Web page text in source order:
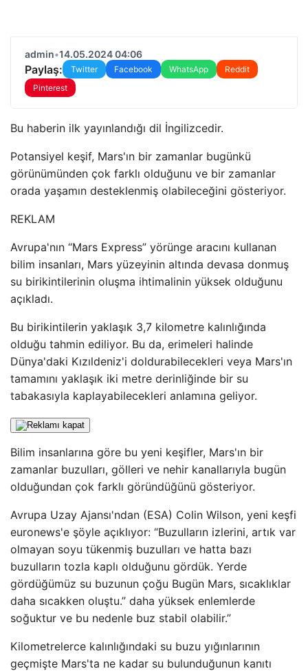
admin•14.05.2024 04:06
Paylaş: Twitter Facebook WhatsApp
Reddit
Pinterest
Bu haberin ilk yayınlandığı dil İngilizcedir.
Potansiyel keşif, Mars'ın bir zamanlar bugünkü
görünümünden çok farklı olduğunu ve bir zamanlar
orada yaşamın desteklenmiş olabileceğini gösteriyor.
REKLAM
Avrupa'nın “Mars Express” yörünge aracını kullanan
bilim insanları, Mars yüzeyinin altında devasa donmuş
su birikintilerinin oluşma ihtimalinin yüksek olduğunu
açıkladı.
Bu birikintilerin yaklaşık 3,7 kilometre kalınlığında
olduğu tahmin ediliyor. Bu da, erimeleri halinde
Dünya'daki Kızıldeniz'i doldurabilecekleri veya Mars'ın
tamamını yaklaşık iki metre derinliğinde bir su
tabakasıyla kaplayabilecekleri anlamına geliyor.
Bilim insanlarına göre bu yeni keşifler, Mars'ın bir
zamanlar buzulları, gölleri ve nehir kanallarıyla bugün
olduğundan çok farklı göründüğünü gösteriyor.
Avrupa Uzay Ajansı'ndan (ESA) Colin Wilson, yeni keşfi
euronews'e şöyle açıklıyor: “Buzulların izlerini, artık var
olmayan soyu tükenmiş buzulları ve hatta bazı
buzulların tozla kaplı olduğunu gördük. Yerde
gördüğümüz su buzunun çoğu Bugün Mars, sıcaklıklar
daha sıcakken oluştu.” daha yüksek enlemlerde
soğuktur ve bu nedenle buz stabil olabilir.”
Kilometrelerce kalınlığındaki su buzu yığınlarının
geçmişte Mars'ta ne kadar su bulunduğunun kanıtı